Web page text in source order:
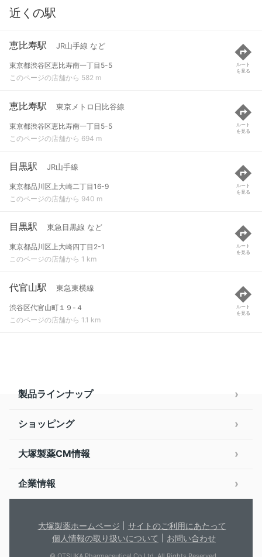
近くの駅
恵比寿駅 JR山手線 など
東京都渋谷区恵比寿南一丁目5-5
このページの店舗から 582 m
ルート
を見る
恵比寿駅 東京メトロ日比谷線
東京都渋谷区恵比寿南一丁目5-5
このページの店舗から 694 m
ルート
を見る
目黒駅 JR山手線
東京都品川区上大崎二丁目16-9
このページの店舗から 940 m
ルート
を見る
目黒駅 東急目黒線 など
東京都品川区上大崎四丁目2-1
このページの店舗から 1 km
ルート
を見る
代官山駅 東急東横線
渋谷区代官山町１９-４
このページの店舗から 1.1 km
ルート
を見る
製品ラインナップ
ショッピング
大塚製薬CM情報
企業情報
大塚製薬ホームページ
サイトのご利用にあたって
個人情報の取り扱いについて
お問い合わせ